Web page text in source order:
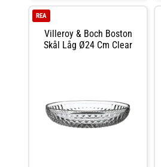
gör den idealisk för sociala
måltider där varje detalj får tala
sitt eget formspråk.Om dippskålen
från Villeroy & Boch- Liten skål i
tåligt premiumporslin.- Perfekt för
mixa med andra delar i serien.
Shoppa Serveringsskålar och mer
Skålar & Uppläggningsfat hos Royal
Villeroy & Boch Boston
Skål Låg Ø24 Cm Clear
REA